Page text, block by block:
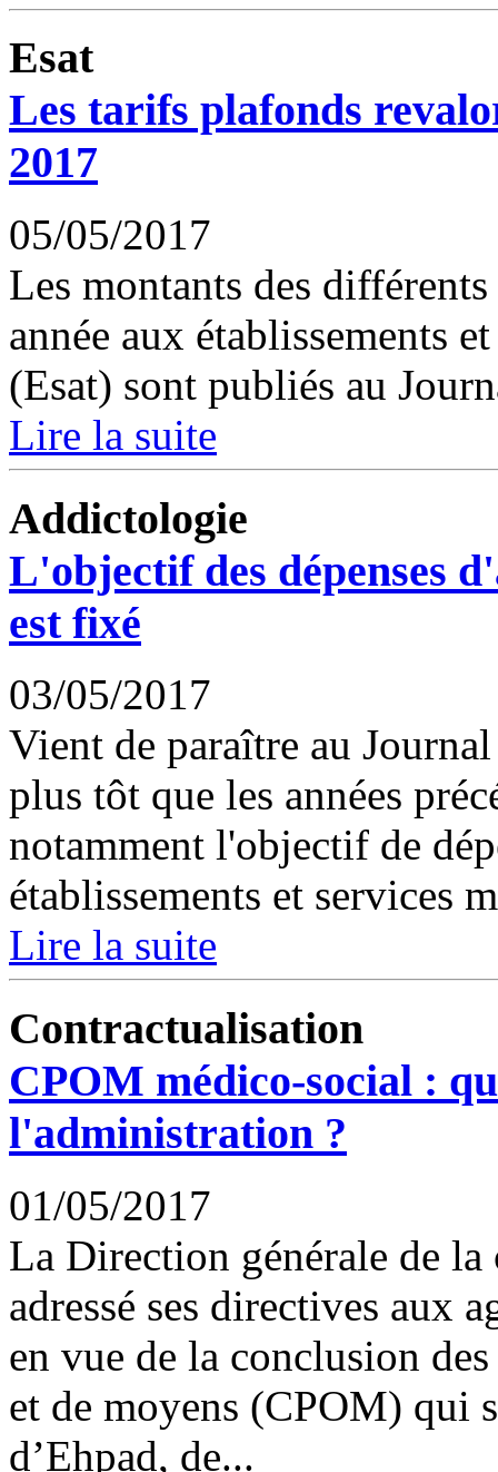
Esat
Les tarifs plafonds
2017
05/05/2017
Les montants des
année aux établissements
(Esat) sont publiés au
Lire la suite
Addictologie
L'objectif des dépenses
est fixé
03/05/2017
Vient de paraître au
plus tôt que les années
notamment l'objectif de
établissements et services
Lire la suite
Contractualisation
CPOM médico-social :
l'administration ?
01/05/2017
La Direction générale de
adressé ses directives aux
en vue de la conclusion
et de moyens (CPOM) qui
d’Ehpad, de...